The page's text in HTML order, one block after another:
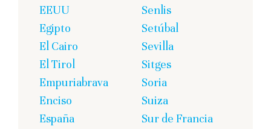
EEUU
Egipto
El Cairo
El Tirol
Empuriabrava
Enciso
España
Senlis
Setúbal
Sevilla
Sitges
Soria
Suiza
Sur de Francia